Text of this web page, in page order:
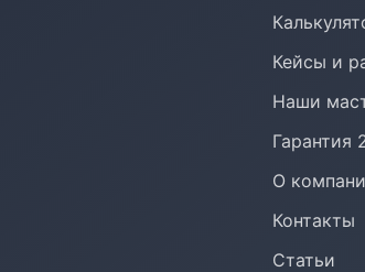
Кейсы и
Наши
Гарантия
О
Контакты
Статьи